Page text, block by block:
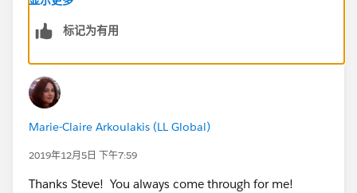
标记为有用
Marie-Claire Arkoulakis (LL Global)
2019年12月5日 下午7:59
Thanks Steve! You always come through for me!